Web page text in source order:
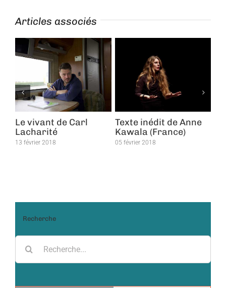
Articles associés
Le vivant de Carl
Lacharité
13 février 2018
Texte inédit de Anne
Kawala (France)
05 février 2018
Recherche